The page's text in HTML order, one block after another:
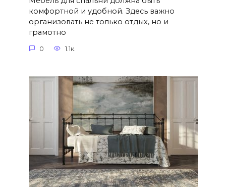
комфортной и удобной. Здесь важно
организовать не только отдых, но и
грамотно
0 1.1к.